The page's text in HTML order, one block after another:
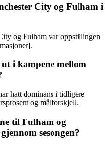
City og Fulham i
og Fulham var oppstillingen
i kampene mellom
hatt dominans i tidligere
og målforskjell.
til Fulham og
sesongen?